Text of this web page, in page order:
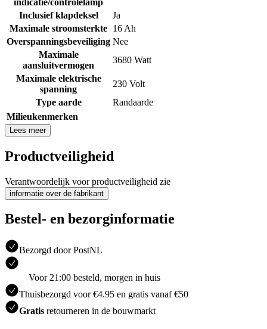
Inclusief klapdeksel
Ja
Maximale stroomsterkte 16 Ah
Overspanningsbeveiliging Nee
Maximale
aansluitvermogen
3680 Watt
Maximale elektrische
spanning
230 Volt
Type aarde
Randaarde
Milieukenmerken
Lees meer
Productveiligheid
Verantwoordelijk voor productveiligheid zie
informatie over de fabrikant
Bestel- en bezorginformatie
Bezorgd door PostNL
Voor 21:00 besteld, morgen in huis
Thuisbezorgd voor €4.95 en gratis vanaf €50
Gratis retourneren in de bouwmarkt